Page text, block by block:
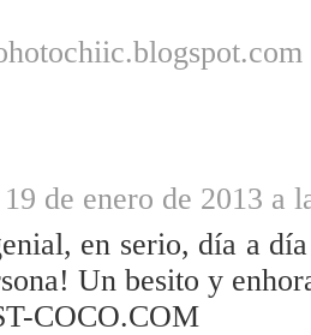
19 de enero de 2013 a
en serio, día a
Un besito y
COCO.COM